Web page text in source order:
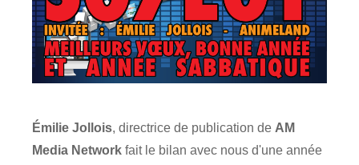
Émilie Jollois, directrice de publication de AM
Media Network fait le bilan avec nous d'une année